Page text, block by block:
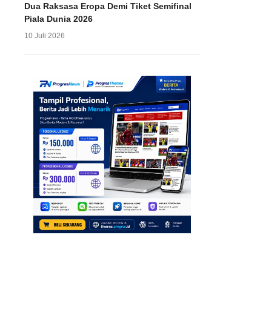
Dua Raksasa Eropa Demi Tiket Semifinal
Piala Dunia 2026
10 Juli 2026